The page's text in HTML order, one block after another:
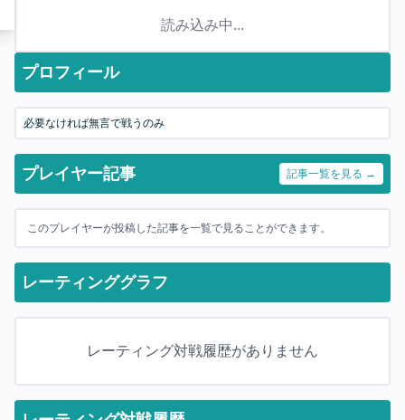
読み込み中...
プロフィール
必要なければ無言で戦うのみ
プレイヤー記事 記事一覧を見る →
このプレイヤーが投稿した記事を一覧で見ることができます。
レーティンググラフ
レーティング対戦履歴がありません